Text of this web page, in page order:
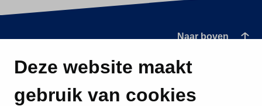
Deze website maakt
gebruik van cookies
Naar boven